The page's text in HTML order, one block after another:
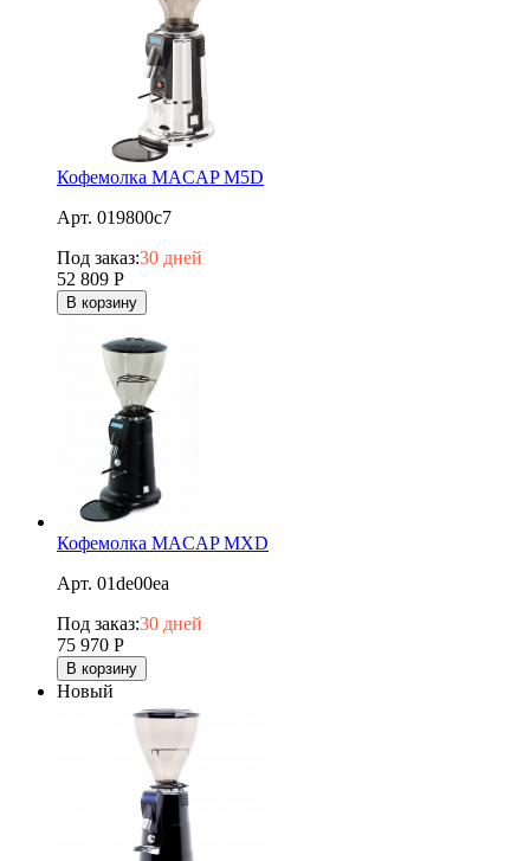
Кофемолка MACAP M5D
Арт. 019800c7
Под заказ:30 дней
52 809 Р
В корзину
Кофемолка MACAP MXD
Арт. 01de00ea
Под заказ:30 дней
75 970 Р
В корзину
Новый